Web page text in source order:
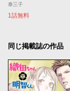
泰三子
1話無料
同じ掲載誌の作品